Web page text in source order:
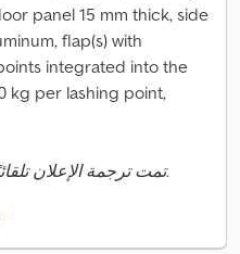
panel 15 mm thick, side
flap(s) with
integrated into the
kg per lashing point,
تمت ترجمة الإعلان تلقائيًا. قد تحدث أخطاء في الترجمة.